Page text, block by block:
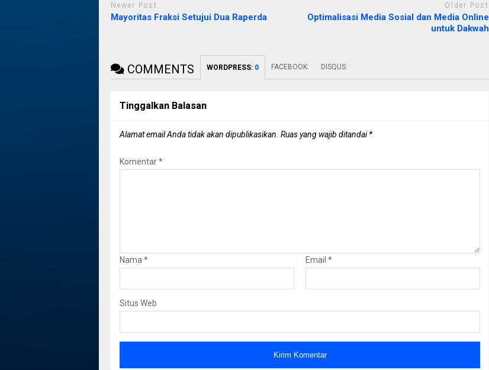
Newer Post
Mayoritas Fraksi Setujui Dua Raperda
Older Post
Optimalisasi Media Sosial dan Media Online
untuk Dakwah
COMMENTS WORDPRESS: 0 FACEBOOK: DISQUS:
Tinggalkan Balasan
Alamat email Anda tidak akan dipublikasikan. Ruas yang wajib ditandai*
Komentar*
Nama* Email *
Situs Web